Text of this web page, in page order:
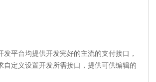
发平台均提供开发完好的主流的支付接口，
自定义设置开发所需接口，提供可供编辑的